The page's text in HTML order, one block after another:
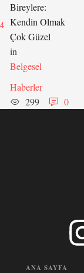
4
Bireylere:
Kendin Olmak
Çok Güzel
in
Belgesel
Haberler
299
0
ANA SAYFA